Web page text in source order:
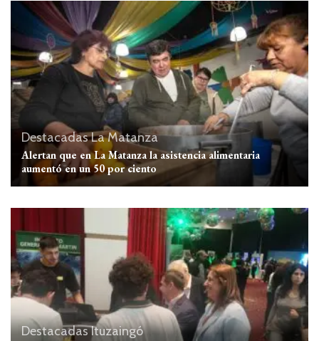
DestacadasLa Matanza
Alertan que en La Matanza la asistencia alimentaria
aumentó en un 50 por ciento
DestacadasItuzaingó